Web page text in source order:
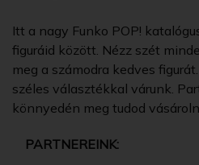
Itt a nagy Funko POP!
figuráid között. Nézz szét
meg a számodra kedves
széles választékkal várunk.
könnyedén meg tudod
PARTNEREINK: